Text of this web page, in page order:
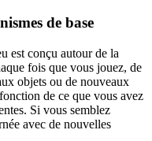
de base
est conçu autour de la
fois que vous jouez, de
objets ou de nouveaux
de ce que vous avez
Si vous semblez
avec de nouvelles